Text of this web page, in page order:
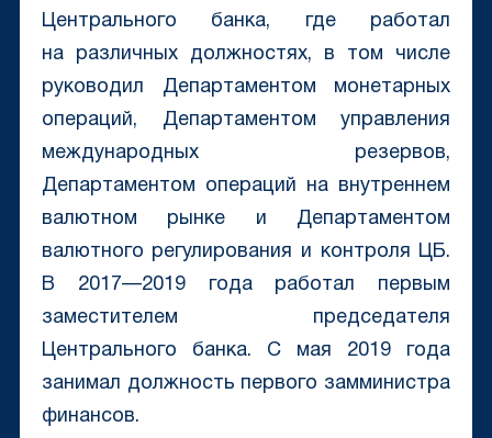
Центрального банка, где работал
на различных должностях, в том числе
руководил Департаментом монетарных
операций, Департаментом управления
международных резервов,
Департаментом операций на внутреннем
валютном рынке и Департаментом
валютного регулирования и контроля ЦБ.
В 2017—2019 года работал первым
заместителем председателя
Центрального банка. С мая 2019 года
занимал должность первого замминистра
финансов.